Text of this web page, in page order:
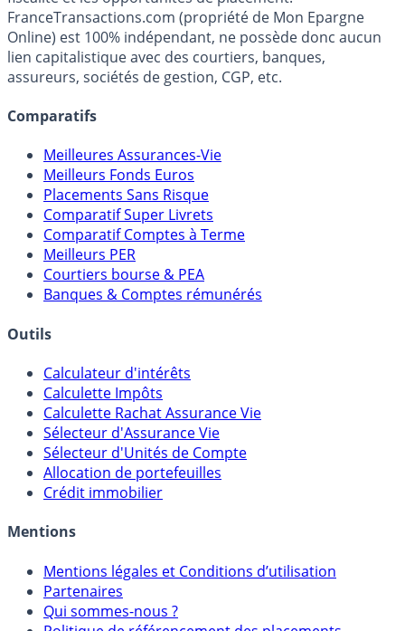
Média indépendant de référence sur l'épargne, la
fiscalité et les opportunités de placement.
FranceTransactions.com (propriété de Mon Epargne
Online) est 100% indépendant, ne possède donc aucun
assureurs, sociétés de gestion, CGP, etc.
Comparatifs
Meilleures Assurances-Vie
Meilleurs Fonds Euros
Placements Sans Risque
Comparatif Super Livrets
Comparatif Comptes à Terme
Meilleurs PER
Banques & Comptes rémunérés
Outils
Calculateur d'intérêts
Calculette Impôts
Calculette Rachat Assurance Vie
Sélecteur d'Assurance Vie
Sélecteur d'Unités de Compte
Crédit immobilier
Mentions
Mentions légales et Conditions d’utilisation
Partenaires